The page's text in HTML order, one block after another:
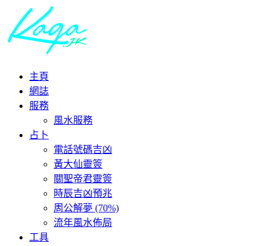
主頁
網誌
服務
風水服務
占卜
電話號碼吉凶
黃大仙靈簽
關聖帝君靈簽
時辰吉凶預兆
周公解夢 (70%)
流年風水佈局
工具